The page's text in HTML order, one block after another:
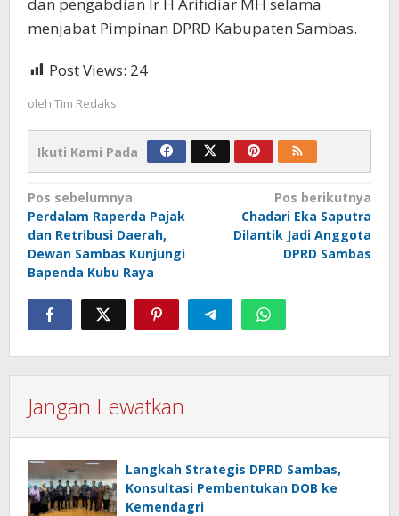
menjabat Pimpinan DPRD Kabupaten Sambas.
Post Views: 24
oleh Tim Redaksi
Ikuti Kami Pada
Navigasi
pos
Pos sebelumnya
Perdalam Raperda Pajak
dan Retribusi Daerah,
Dewan Sambas Kunjungi
Bapenda Kubu Raya
Pos berikutnya
Chadari Eka Saputra
Dilantik Jadi Anggota
DPRD Sambas
Jangan Lewatkan
Langkah Strategis DPRD Sambas,
Konsultasi Pembentukan DOB ke
Kemendagri